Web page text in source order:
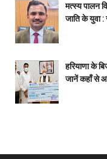
मत्स्य पालन
जाति के युवा :
हरियाणा के
जानें कहाँ से